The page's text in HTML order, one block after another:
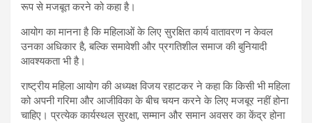
रूप से मजबूत करने को कहा है।
आयोग का मानना है कि महिलाओं के लिए सुरक्षित कार्य वातावरण न केवल
उनका अधिकार है, बल्कि समावेशी और प्रगतिशील समाज की बुनियादी
आवश्यकता भी है।
राष्ट्रीय महिला आयोग की अध्यक्ष विजय रहाटकर ने कहा कि किसी भी महिला
को अपनी गरिमा और आजीविका के बीच चयन करने के लिए मजबूर नहीं होना
चाहिए। प्रत्येक कार्यस्थल सुरक्षा, सम्मान और समान अवसर का केंद्र होना